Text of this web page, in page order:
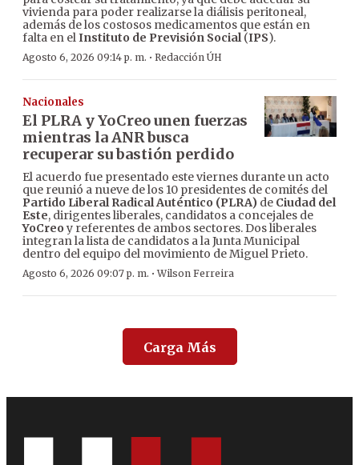
vivienda para poder realizarse la diálisis peritoneal,
además de los costosos medicamentos que están en
falta en elInstituto de Previsión Social(IPS).
Agosto 6, 2026 09:14 p. m. · Redacción ÚH
Nacionales
El PLRA y YoCreo unen fuerzas
mientras la ANR busca
recuperar su bastión perdido
El acuerdo fue presentado este viernes durante un acto
que reunió a nueve de los 10 presidentes de comités del
Partido Liberal Radical Auténtico (PLRA) de Ciudad del
Este, dirigentes liberales, candidatos a concejales de
YoCreo y referentes de ambos sectores. Dos liberales
integran la lista de candidatos a la Junta Municipal
dentro del equipo del movimiento de Miguel Prieto.
Agosto 6, 2026 09:07 p. m. ·Wilson Ferreira
Carga Más